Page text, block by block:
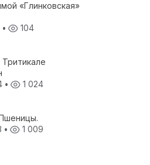
«Глинковская»
• 104
• 1 024
• 1 009